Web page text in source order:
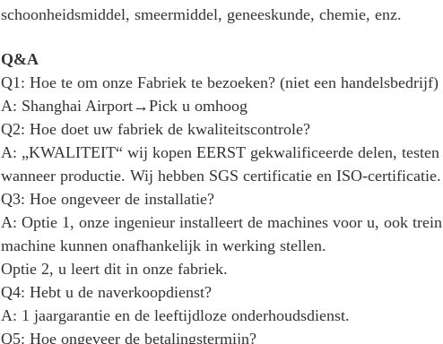
schoonheidsmiddel, smeermiddel, geneeskunde, chemie, enz.
Q&A
Q1: Hoe te om onze Fabriek te bezoeken? (niet een handelsbedrijf)
A: Shanghai Airport→Pick u omhoog
Q2: Hoe doet uw fabriek de kwaliteitscontrole?
A: „KWALITEIT“ wij kopen EERST gekwalificeerde delen, testen
wanneer productie. Wij hebben SGS certificatie en ISO-certificatie.
Q3: Hoe ongeveer de installatie?
A: Optie 1, onze ingenieur installeert de machines voor u, ook
machine kunnen onafhankelijk in werking stellen.
Optie 2, u leert dit in onze fabriek.
Q4: Hebt u de naverkoopdienst?
A: 1 jaargarantie en de leeftijdloze onderhoudsdienst.
Q5: Hoe ongeveer de betalingstermijn?